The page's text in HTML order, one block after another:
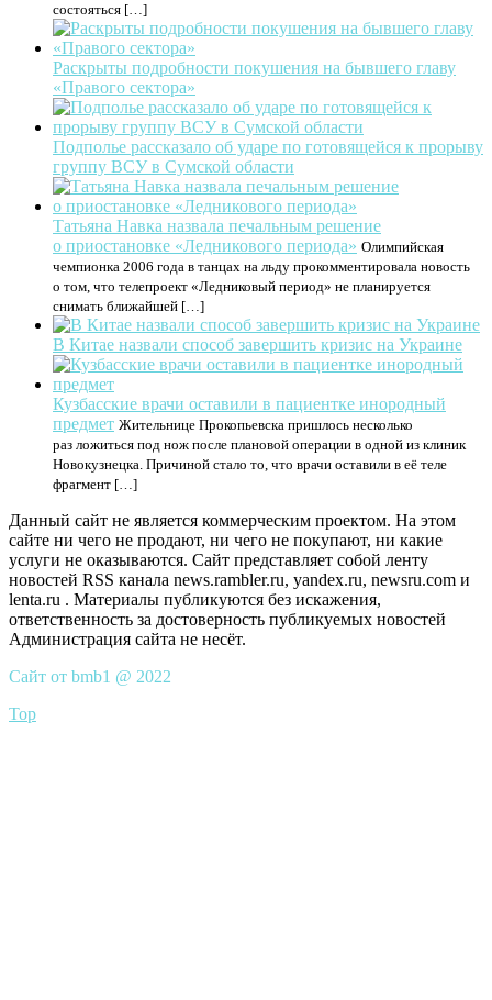
состояться […]
Раскрыты подробности покушения на бывшего главу
«Правого сектора»
Подполье рассказало об ударе по готовящейся к прорыву
группу ВСУ в Сумской области
Татьяна Навка назвала печальным решение
о приостановке «Ледникового периода» Олимпийская
чемпионка 2006 года в танцах на льду прокомментировала новость
о том, что телепроект «Ледниковый период» не планируется
снимать ближайшей […]
В Китае назвали способ завершить кризис на Украине
Кузбасские врачи оставили в пациентке инородный
предмет Жительнице Прокопьевска пришлось несколько
раз ложиться под нож после плановой операции в одной из клиник
Новокузнецка. Причиной стало то, что врачи оставили в её теле
фрагмент […]
Данный сайт не является коммерческим проектом. На этом
сайте ни чего не продают, ни чего не покупают, ни какие
услуги не оказываются. Сайт представляет собой ленту
новостей RSS канала news.rambler.ru, yandex.ru, newsru.com и
lenta.ru . Материалы публикуются без искажения,
ответственность за достоверность публикуемых новостей
Администрация сайта не несёт.
Сайт от bmb1 @ 2022
Top